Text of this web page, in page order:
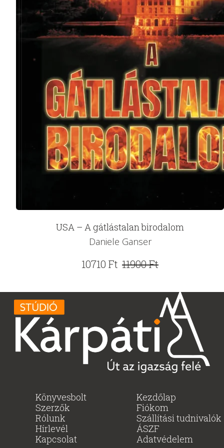
USA – A gátlástalan birodalom
Daniele Ganser
11900Ft
Original
was:
10710 Ft
Current
is:
Könyvesbolt
Szerzők
Rólunk
Hírlevél
Kapcsolat
Kezdőlap
Fiókom
Szállítási tudnivalók
ÁSZF
Adatvédelem